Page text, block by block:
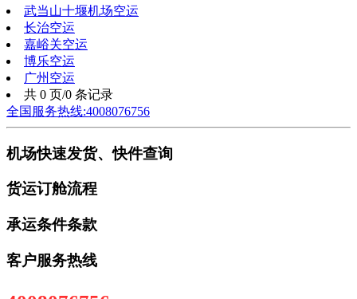
武当山十堰机场空运
长治空运
嘉峪关空运
博乐空运
广州空运
共 0 页/0 条记录
全国服务热线:4008076756
机场快速发货、快件查询
货运订舱流程
承运条件条款
客户服务热线